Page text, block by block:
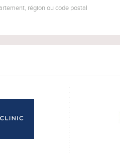
région ou code postal